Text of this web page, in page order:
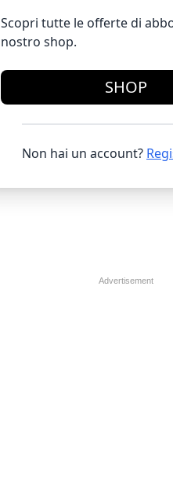
Scopri tutte le offerte di
nostro shop.
SHOP
Non hai un account?